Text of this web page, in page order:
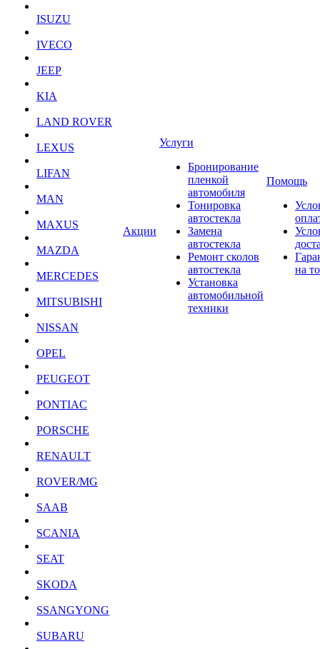
ISUZU
IVECO
JEEP
KIA
LAND ROVER
LEXUS
LIFAN
MAN
MAXUS
MAZDA
MERCEDES
MITSUBISHI
NISSAN
OPEL
PEUGEOT
PONTIAC
PORSCHE
RENAULT
ROVER/MG
SAAB
SCANIA
SEAT
SKODA
SSANGYONG
SUBARU
Акции
Услуги
Бронирование
пленкой
автомобиля
Тонировка
автостекла
Замена
автостекла
Ремонт сколов
автостекла
Установка
автомобильной
техники
Помощь
на